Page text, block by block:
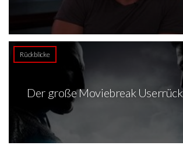
Rückblicke
Der große Moviebreak